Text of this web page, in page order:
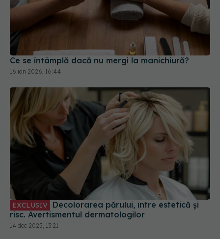
Ce se întâmplă dacă nu mergi la manichiură?
16 ian 2026, 16:44
EXCLUSIV
risc. Avertismentul dermatologilor
14 dec 2025, 13:21